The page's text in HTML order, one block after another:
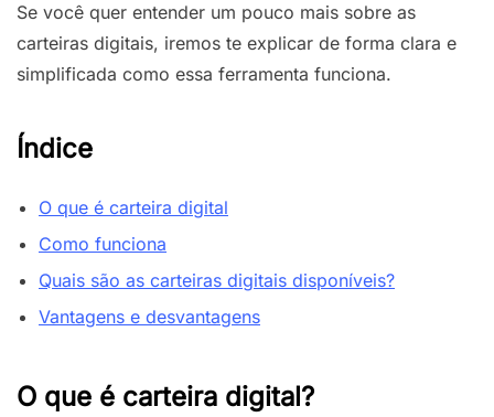
Se você quer entender um pouco mais sobre as
carteiras digitais, iremos te explicar de forma clara e
simplificada como essa ferramenta funciona.
Índice
O que é carteira digital
Como funciona
Quais são as carteiras digitais disponíveis?
Vantagens e desvantagens
O que é carteira digital?